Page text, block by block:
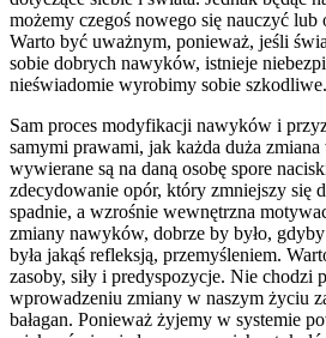
możemy czegoś nowego się nauczyć lub
Warto być uważnym, ponieważ, jeśli
sobie dobrych nawyków, istnieje
nieświadomie wyrobimy sobie szkodliwe.
Sam proces modyfikacji nawyków i
samymi prawami, jak każda duża
wywierane są na daną osobę spore
zdecydowanie opór, który zmniejszy się
spadnie, a wzrośnie wewnętrzna
zmiany nawyków, dobrze by było,
była jakąś refleksją, przemyśleniem.
zasoby, siły i predyspozycje. Nie chodzi
wprowadzeniu zmiany w naszym życiu
bałagan. Ponieważ żyjemy w systemie